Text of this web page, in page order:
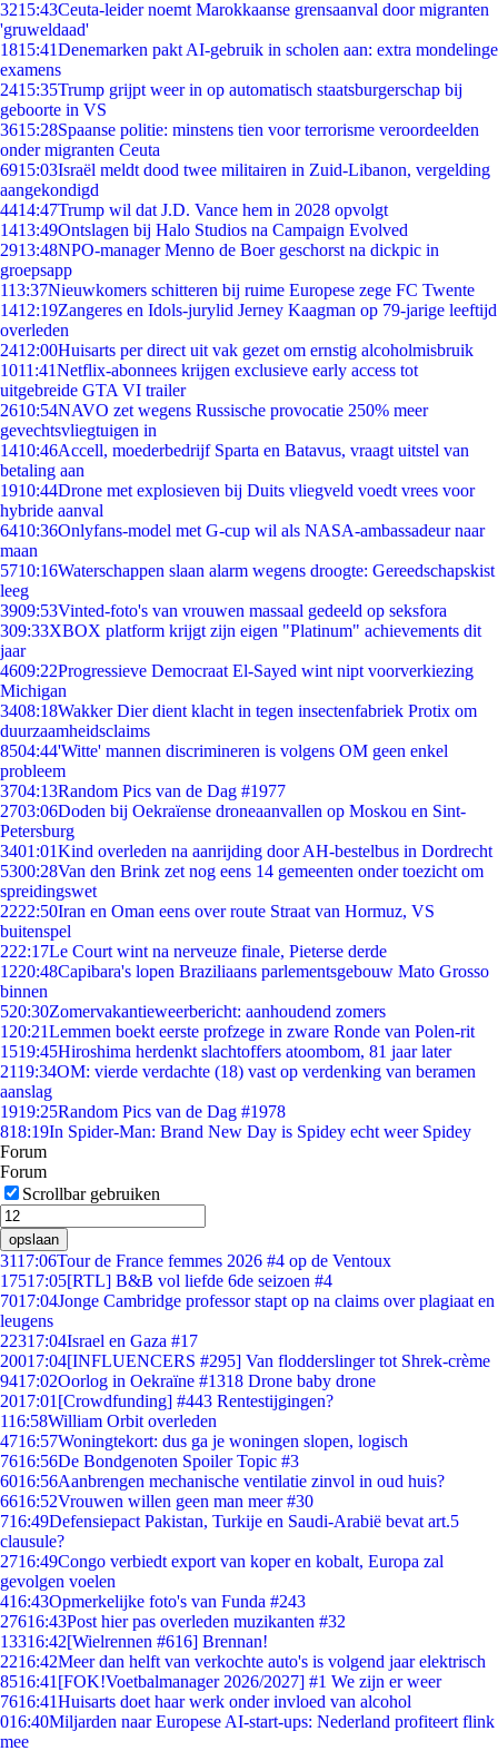
3215:43Ceuta-leider noemt Marokkaanse grensaanval door migranten
'gruweldaad'
1815:41Denemarken pakt AI-gebruik in scholen aan: extra mondelinge
examens
2415:35Trump grijpt weer in op automatisch staatsburgerschap bij
geboorte in VS
3615:28Spaanse politie: minstens tien voor terrorisme veroordeelden
onder migranten Ceuta
6915:03Israël meldt dood twee militairen in Zuid-Libanon, vergelding
aangekondigd
4414:47Trump wil dat J.D. Vance hem in 2028 opvolgt
1413:49Ontslagen bij Halo Studios na Campaign Evolved
2913:48NPO-manager Menno de Boer geschorst na dickpic in
groepsapp
113:37Nieuwkomers schitteren bij ruime Europese zege FC Twente
1412:19Zangeres en Idols-jurylid Jerney Kaagman op 79-jarige leeftijd
overleden
2412:00Huisarts per direct uit vak gezet om ernstig alcoholmisbruik
1011:41Netflix-abonnees krijgen exclusieve early access tot
uitgebreide GTA VI trailer
2610:54NAVO zet wegens Russische provocatie 250% meer
gevechtsvliegtuigen in
1410:46Accell, moederbedrijf Sparta en Batavus, vraagt uitstel van
betaling aan
1910:44Drone met explosieven bij Duits vliegveld voedt vrees voor
hybride aanval
6410:36Onlyfans-model met G-cup wil als NASA-ambassadeur naar
maan
5710:16Waterschappen slaan alarm wegens droogte: Gereedschapskist
leeg
3909:53Vinted-foto's van vrouwen massaal gedeeld op seksfora
309:33XBOX platform krijgt zijn eigen "Platinum" achievements dit
jaar
4609:22Progressieve Democraat El-Sayed wint nipt voorverkiezing
Michigan
3408:18Wakker Dier dient klacht in tegen insectenfabriek Protix om
duurzaamheidsclaims
8504:44'Witte' mannen discrimineren is volgens OM geen enkel
probleem
3704:13Random Pics van de Dag #1977
2703:06Doden bij Oekraïense droneaanvallen op Moskou en Sint-
Petersburg
3401:01Kind overleden na aanrijding door AH-bestelbus in Dordrecht
5300:28Van den Brink zet nog eens 14 gemeenten onder toezicht om
spreidingswet
2222:50Iran en Oman eens over route Straat van Hormuz, VS
buitenspel
222:17Le Court wint na nerveuze finale, Pieterse derde
1220:48Capibara's lopen Braziliaans parlementsgebouw Mato Grosso
binnen
520:30Zomervakantieweerbericht: aanhoudend zomers
1 20:21Lemmen boekt eerste profzege in zware Ronde van Polen-rit
1519:45Hiroshima herdenkt slachtoffers atoombom, 81 jaar later
2119:34OM: vierde verdachte (18) vast op verdenking van beramen
aanslag
1919:25Random Pics van de Dag #1978
818:19In Spider-Man: Brand New Day is Spidey echt weer Spidey
Forum
Forum
Scrollbar gebruiken
opslaan
3117:06Tour de France femmes 2026 #4 op de Ventoux
17517:05[RTL] B&B vol liefde 6de seizoen #4
7017:04Jonge Cambridge professor stapt op na claims over plagiaat en
leugens
22317:04Israel en Gaza #17
20017:04[INFLUENCERS #295] Van flodderslinger tot Shrek-crème
9417:02Oorlog in Oekraïne #1318 Drone baby drone
2017:01 [Crowdfunding] #443 Rentestijgingen?
116:58William Orbit overleden
4716:57Woningtekort: dus ga je woningen slopen, logisch
7616:56De Bondgenoten Spoiler Topic #3
6016:56Aanbrengen mechanische ventilatie zinvol in oud huis?
6616:52Vrouwen willen geen man meer #30
716:49Defensiepact Pakistan, Turkije en Saudi-Arabië bevat art.5
clausule?
2716:49Congo verbiedt export van koper en kobalt, Europa zal
gevolgen voelen
416:43Opmerkelijke foto's van Funda #243
27616:43Post hier pas overleden muzikanten #32
13316:42[Wielrennen #616] Brennan!
2216:42Meer dan helft van verkochte auto's is volgend jaar elektrisch
8516:41 [FOK!Voetbalmanager 2026/2027] #1 We zijn er weer
7616:41Huisarts doet haar werk onder invloed van alcohol
016:40Miljarden naar Europese AI-start-ups: Nederland profiteert flink
mee